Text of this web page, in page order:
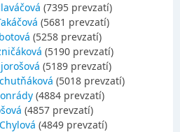
(7395 prevzatí)
(5681 prevzatí)
(5258 prevzatí)
(5190 prevzatí)
(5189 prevzatí)
(5018 prevzatí)
(4884 prevzatí)
(4857 prevzatí)
(4849 prevzatí)